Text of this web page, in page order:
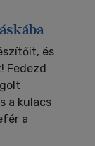
és
Fedezd
a kulacs
a